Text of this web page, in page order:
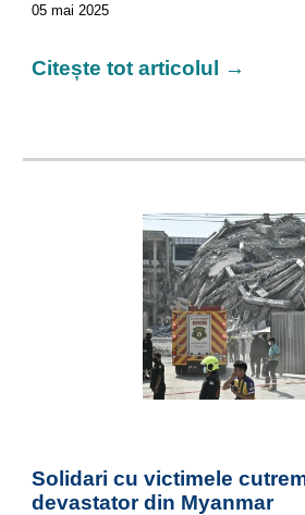
05 mai 2025
Citește tot articolul →
Solidari cu victimele
devastator din Myanmar